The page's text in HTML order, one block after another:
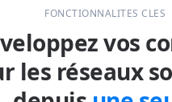
FONCTIONNALITÉS CLÉS
vos
les réseaux